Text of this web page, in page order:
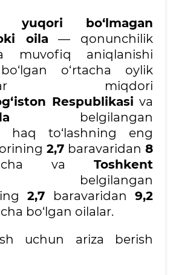
yuqori bo‘lmagan
oila — qonunchilik
muvofiq aniqlanishi
o‘rtacha oylik
miqdori
Respublikasi va
belgilangan
haq to‘lashning eng
2,7 baravaridan 8
va Toshkent
2,7 baravaridan9,2
bo‘lgan oilalar.
uchun ariza berish